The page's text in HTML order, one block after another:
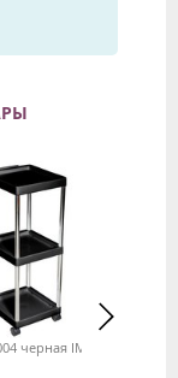
черная IM